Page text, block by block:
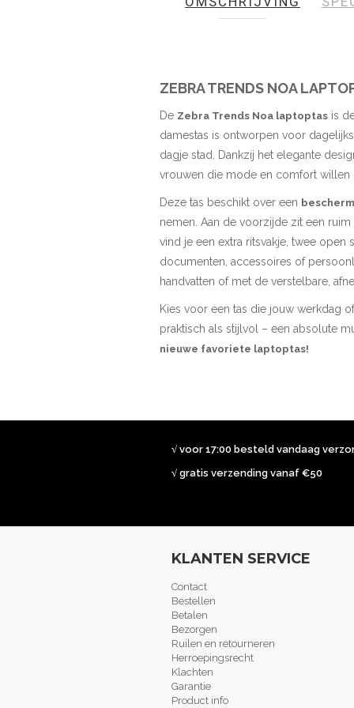
ZEBRA TRENDS NOA
De Zebra Trends Noa laptoptas is
damestas is ontworpen voor
dagje stad. Dankzij het elegante
vrouwen die mode en comfort willen
Deze tas beschikt over een
nemen. Aan de voorzijde zit een
vind je een extra ritsvakje, twee
documenten, accessoires of
handvatten of met de verstelbare,
Kies voor een tas die jouw werkdag
praktisch als stijlvol – een absolute
nieuwe favoriete laptoptas!
√ voor 17:00 besteld vandaag
√ gratis verzending vanaf €50
KLANTEN SERVICE
Contact
Bestellen
Betalen
Bezorgen
Ruilen en retourneren
Herroepingsrecht
Klachten
Garantie
Product info